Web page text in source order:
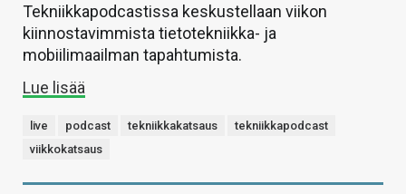
Tekniikkapodcastissa keskustellaan viikon
kiinnostavimmista tietotekniikka- ja
mobiilimaailman tapahtumista.
Lue lisää
live podcast tekniikkakatsaus
tekniikkapodcast
viikkokatsaus